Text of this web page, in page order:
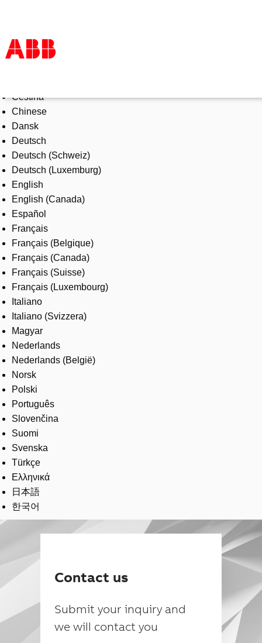
Products & Solutions
Industries
Services
About us
Where to buy
Contact us
Careers
Čeština
Chinese
Dansk
Deutsch
Deutsch (Schweiz)
Deutsch (Luxemburg)
English
English (Canada)
Español
Français
Français (Belgique)
Français (Canada)
Français (Suisse)
Français (Luxembourg)
Italiano
Italiano (Svizzera)
Magyar
Nederlands
Nederlands (België)
Norsk
Polski
Português
Slovenčina
Suomi
Svenska
Türkçe
Ελληνικά
日本語
한국어
Contact us
Submit your inquiry and
we will contact you